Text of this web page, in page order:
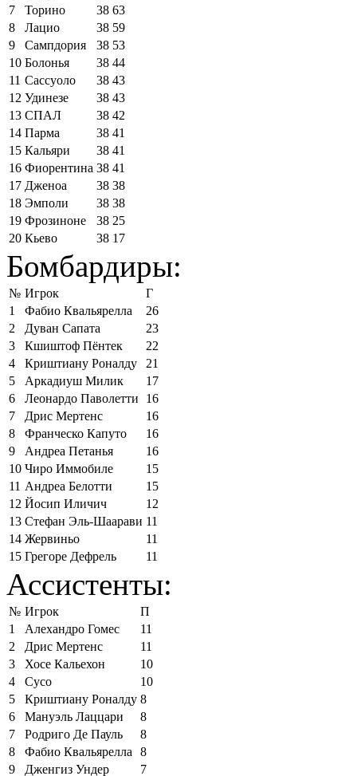
7
Торино 38 63
8
Лацио 38 59
9
Сампдория 38 53
10 Болонья 38 44
11 Сассуоло 38 43
12 Удинезе 38 43
13 СПАЛ 38 42
14 Парма 38 41
15 Кальяри 38 41
16 Фиорентина 38 41
17 Дженоа 38 38
18 Эмполи 38 38
19 Фрозиноне 38 25
20 Кьево 38 17
Бомбардиры:
№ Игрок
Г
1
Фабио Квальярелла
26
2
Дуван Сапата
23
3
Кшиштоф Пёнтек
22
4
Криштиану Роналду
21
5
Аркадиуш Милик
17
6
Леонардо Паволетти
16
7
Дрис Мертенс
16
8
Франческо Капуто
16
9
Андреа Петанья
16
10 Чиро Иммобиле
15
11 Андреа Белотти
15
12 Йосип Иличич
12
13 Стефан Эль-Шаарави 11
14 Жервиньо
11
15 Грегоре Дефрель 11
Ассистенты:
№ Игрок
П
1
Алехандро Гомес
11
2
Дрис Мертенс
11
3
Хосе Кальехон
10
4
Сусо
10
5
Криштиану Роналду 8
6
Мануэль Лаццари
8
7
Родриго Де Пауль
8
8
Фабио Квальярелла
8
9
Дженгиз Ундер
7